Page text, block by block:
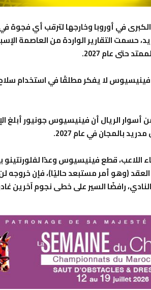
في أوروبا وخارجها لترقب أي فجوة في
حسمت التقارير الواردة من العاصمة
حتى عام 2027.
لا يفكر مطلقًا في استخدام
الريال أن فينيسيوس جونيور أبلغ
بالمجان في عام 2027.
قطع فينيسيوس وعدًا لفلورنتينو
(وهو أمر مستبعد حاليًا)، فإن خروجه
رافضًا السير على خطى نجوم آخرين